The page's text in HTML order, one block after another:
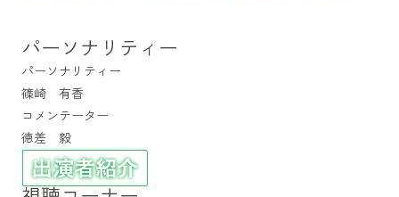
パーソナリティー
パーソナリティー
篠崎 有香
コメンテーター
徳差 毅